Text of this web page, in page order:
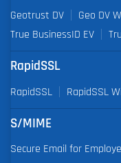
Geotrust DV Geo DV
True BusinessID EV
RapidSSL
RapidSSL RapidSSL
S/MIME
Secure Email for